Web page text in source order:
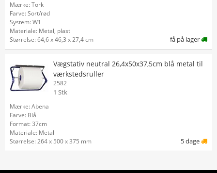
Mærke: Tork
Farve: Sort/rød
System: W1
Materiale: Metal, plast
Størrelse: 64,6 x 46,3 x 27,4 cm
få på lager
Vægstativ neutral 26,4x50x37,5cm blå metal til
værkstedsruller
2582
1 Stk
Mærke: Abena
Farve: Blå
Format: 37cm
Materiale: Metal
Størrelse: 264 x 500 x 375 mm
5 dage